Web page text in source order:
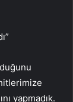
yapmadık.